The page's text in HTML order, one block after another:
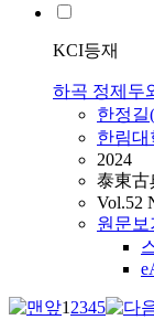
KCI등재
하곡 정제두
한정길(
한림대
2024
泰東古
Vol.52
원문보
12345